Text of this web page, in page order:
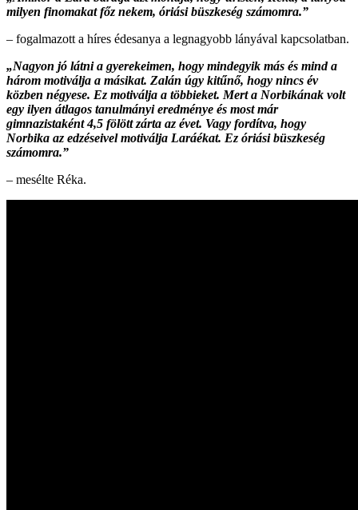
milyen finomakat főz nekem, óriási büszkeség számomra.”
– fogalmazott a híres édesanya a legnagyobb lányával kapcsolatban.
„Nagyon jó látni a gyerekeimen, hogy mindegyik más és mind a
három motiválja a másikat. Zalán úgy kitűnő, hogy nincs év
közben négyese. Ez motiválja a többieket. Mert a Norbikának volt
egy ilyen átlagos tanulmányi eredménye és most már
gimnazistaként 4,5 fölött zárta az évet. Vagy fordítva, hogy
Norbika az edzéseivel motiválja Laráékat. Ez óriási büszkeség
számomra.”
– mesélte Réka.